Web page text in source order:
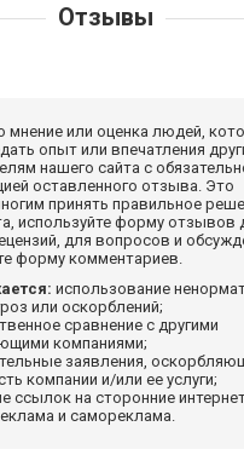
Отзывы
мнение или оценка людей,
опыт или впечатления
нашего сайта с
оставленного отзыва. Это
принять правильное
используйте форму отзывов
для вопросов и
форму комментариев.
использование
или оскорблений;
сравнение с другими
компаниями;
заявления,
компании и/или ее услуги;
ссылок на сторонние
и самореклама.